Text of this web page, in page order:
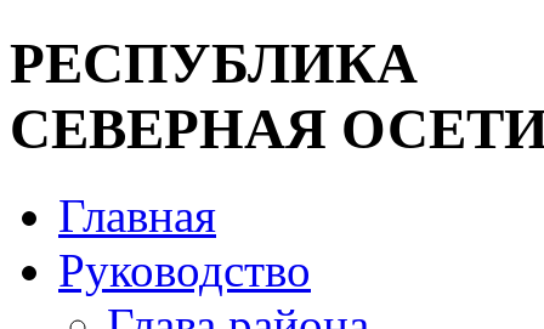
РЕСПУБЛИКА
СЕВЕРНАЯ
Главная
Руководство